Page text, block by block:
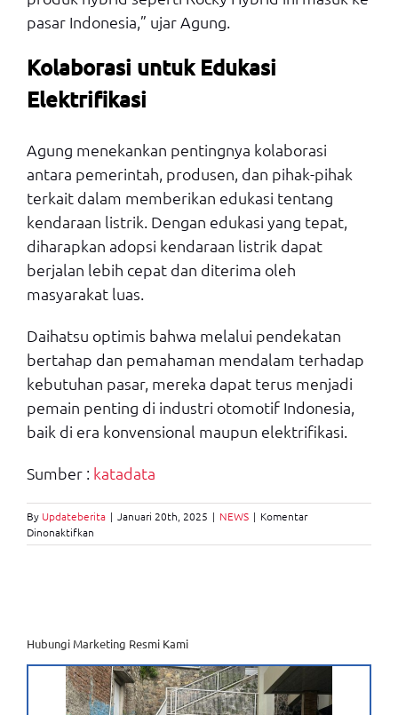
pasar Indonesia,” ujar Agung.
Kolaborasi untuk Edukasi
Elektrifikasi
Agung menekankan pentingnya kolaborasi
antara pemerintah, produsen, dan pihak-pihak
terkait dalam memberikan edukasi tentang
kendaraan listrik. Dengan edukasi yang tepat,
diharapkan adopsi kendaraan listrik dapat
berjalan lebih cepat dan diterima oleh
masyarakat luas.
Daihatsu optimis bahwa melalui pendekatan
bertahap dan pemahaman mendalam terhadap
kebutuhan pasar, mereka dapat terus menjadi
pemain penting di industri otomotif Indonesia,
baik di era konvensional maupun elektrifikasi.
Sumber : katadata
By Updateberita | Januari 20th, 2025 | NEWS | Komentar
Dinonaktifkan
Daihatsu
Belum
Era
Mobil
Listrik
Hubungi Marketing Resmi Kami